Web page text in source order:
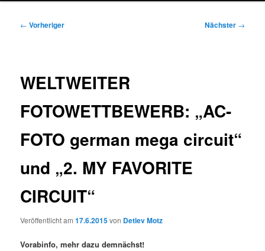
Beitragsnavigation
← Vorheriger Nächster →
WELTWEITER
FOTOWETTBEWERB: „AC-
FOTO german mega circuit“
und „2. MY FAVORITE
CIRCUIT“
Veröffentlicht am17.6.2015von Detlev Motz
Vorabinfo, mehr dazu demnächst!